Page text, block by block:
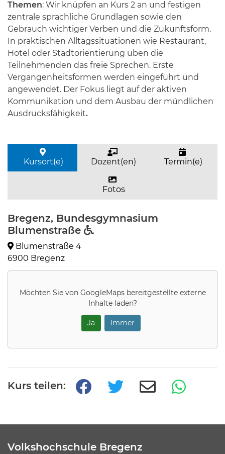
Themen: Wir knüpfen an Kurs 2 an und festigen
zentrale sprachliche Grundlagen sowie den
Gebrauch wichtiger Verben und die Zukunftsform.
In praktischen Alltagssituationen wie Restaurant,
Hotel oder Stadtorientierung üben die
Teilnehmenden das freie Sprechen. Erste
Vergangenheitsformen werden eingeführt und
angewendet. Der Fokus liegt auf der aktiven
Kommunikation und dem Ausbau der mündlichen
Ausdrucksfähigkeit.
Kursort(e) Dozent(en) Termin(e)
Fotos
Bregenz, Bundesgymnasium
Blumenstraße
Blumenstraße 4
6900 Bregenz
Möchten Sie von GoogleMapsbereitgestellte externe
Inhalte laden?
Ja Immer
Kurs teilen:
Volkshochschule Bregenz